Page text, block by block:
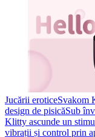
Jucării eroticeSvakom
design de pisicăSub
Klitty ascunde un
vibrații și control prin